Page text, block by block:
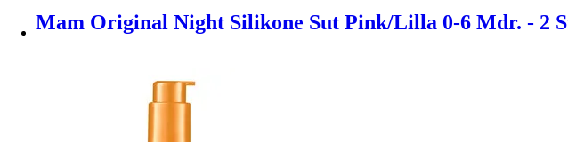
Mam Original Night Silikone Sut Pink/Lilla 0-6 Mdr. - 2